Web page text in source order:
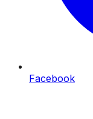
Facebook